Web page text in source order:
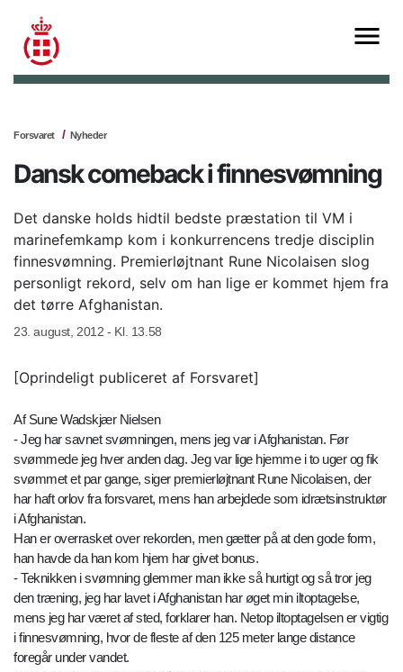
Forsvaret Nyheder
Dansk comeback i finnesvømning
Det danske holds hidtil bedste præstation til VM i
marinefemkamp kom i konkurrencens tredje disciplin
finnesvømning. Premierløjtnant Rune Nicolaisen slog
personligt rekord, selv om han lige er kommet hjem fra
det tørre Afghanistan.
23. august, 2012 - Kl. 13.58
[Oprindeligt publiceret af Forsvaret]
Af Sune Wadskjær Nielsen
- Jeg har savnet svømningen, mens jeg var i Afghanistan. Før
svømmede jeg hver anden dag. Jeg var lige hjemme i to uger og fik
svømmet et par gange, siger premierløjtnant Rune Nicolaisen, der
har haft orlov fra forsvaret, mens han arbejdede som idrætsinstruktør
i Afghanistan.
Han er overrasket over rekorden, men gætter på at den gode form,
han havde da han kom hjem har givet bonus.
- Teknikken i svømning glemmer man ikke så hurtigt og så tror jeg
den træning, jeg har lavet i Afghanistan har øget min iltoptagelse,
mens jeg har været af sted, forklarer han. Netop iltoptagelsen er vigtig
i finnesvømning, hvor de fleste af den 125 meter lange distance
foregår under vandet.